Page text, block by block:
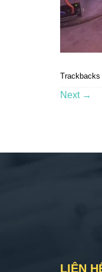
Next →
LIÊN